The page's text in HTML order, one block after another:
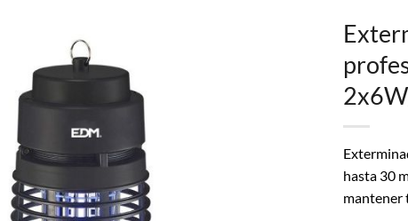
hasta 30
mantener